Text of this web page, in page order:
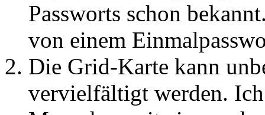
Passworts schon
von einem
Die Grid-Karte kann
vervielfältigt werden.